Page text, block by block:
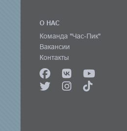
О НАС
Команда "Час-Пик"
Вакансии
Контакты